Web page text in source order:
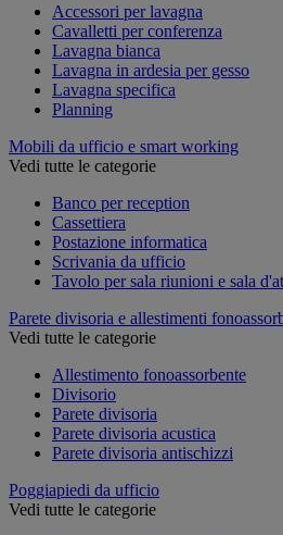
Accessori per lavagna
Cavalletti per conferenza
Lavagna bianca
Lavagna in ardesia per gesso
Lavagna specifica
Planning
Mobili da ufficio e smart working
Vedi tutte le categorie
Banco per reception
Cassettiera
Postazione informatica
Scrivania da ufficio
Tavolo per sala riunioni e sala
Parete divisoria e allestimenti
Vedi tutte le categorie
Allestimento fonoassorbente
Divisorio
Parete divisoria
Parete divisoria acustica
Parete divisoria antischizzi
Poggiapiedi da ufficio
Vedi tutte le categorie